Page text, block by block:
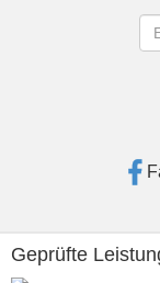
Geprüfte